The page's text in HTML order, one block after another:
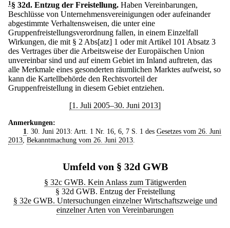
1 § 32d. Entzug der Freistellung. Haben Vereinbarungen,
Beschlüsse von Unternehmensvereinigungen oder aufeinander
abgestimmte Verhaltensweisen, die unter eine
Gruppenfreistellungsverordnung fallen, in einem Einzelfall
Wirkungen, die mit § 2 Abs[atz] 1 oder mit Artikel 101 Absatz 3
des Vertrages über die Arbeitsweise der Europäischen Union
unvereinbar sind und auf einem Gebiet im Inland auftreten, das
alle Merkmale eines gesonderten räumlichen Marktes aufweist, so
kann die Kartellbehörde den Rechtsvorteil der
Gruppenfreistellung in diesem Gebiet entziehen.
[1. Juli 2005–30. Juni 2013]
Anmerkungen:
1
. 30. Juni 2013: Artt. 1 Nr. 16, 6, 7 S. 1 des Gesetzes vom 26. Juni
2013 Bekanntmachung vom 26. Juni 2013
Umfeld von § 32d GWB
§ 32c GWB. Kein Anlass zum Tätigwerden
§ 32d GWB. Entzug der Freistellung
§ 32e GWB. Untersuchungen einzelner Wirtschaftszweige und
einzelner Arten von Vereinbarungen